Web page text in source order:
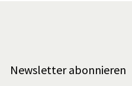
Newsletter abonnieren